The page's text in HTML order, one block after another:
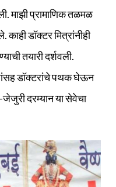
माझी प्रामाणिक तळमळ
काही डॉक्टर मित्रांनीही
तयारी दर्शवली.
डॉक्टरांचे पथक घेऊन
दरम्यान या सेवेचा